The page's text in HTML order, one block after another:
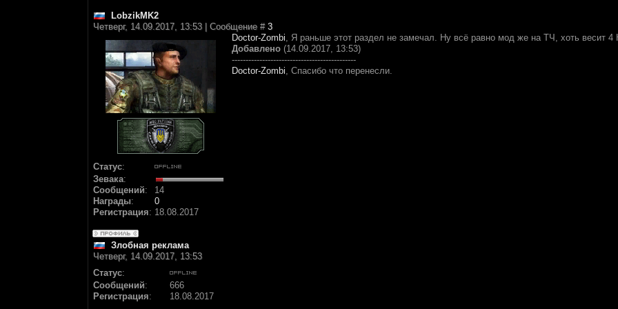
LobzikMK2
Четверг, 14.09.2017, 13:53 | Сообщение # 3
Статус:
Зевака:
Сообщений:
14
Награды:
0
Регистрация: 18.08.2017
Doctor-Zombi, Я раньше этот раздел не замечал. Ну всё равно мод же на ТЧ, хоть весит 4
Добавлено (14.09.2017, 13:53)
---------------------------------------------
Doctor-Zombi, Спасибо что перенесли.
Злобная реклама
Четверг, 14.09.2017, 13:53
Статус:
Сообщений:
666
Регистрация: 18.08.2017